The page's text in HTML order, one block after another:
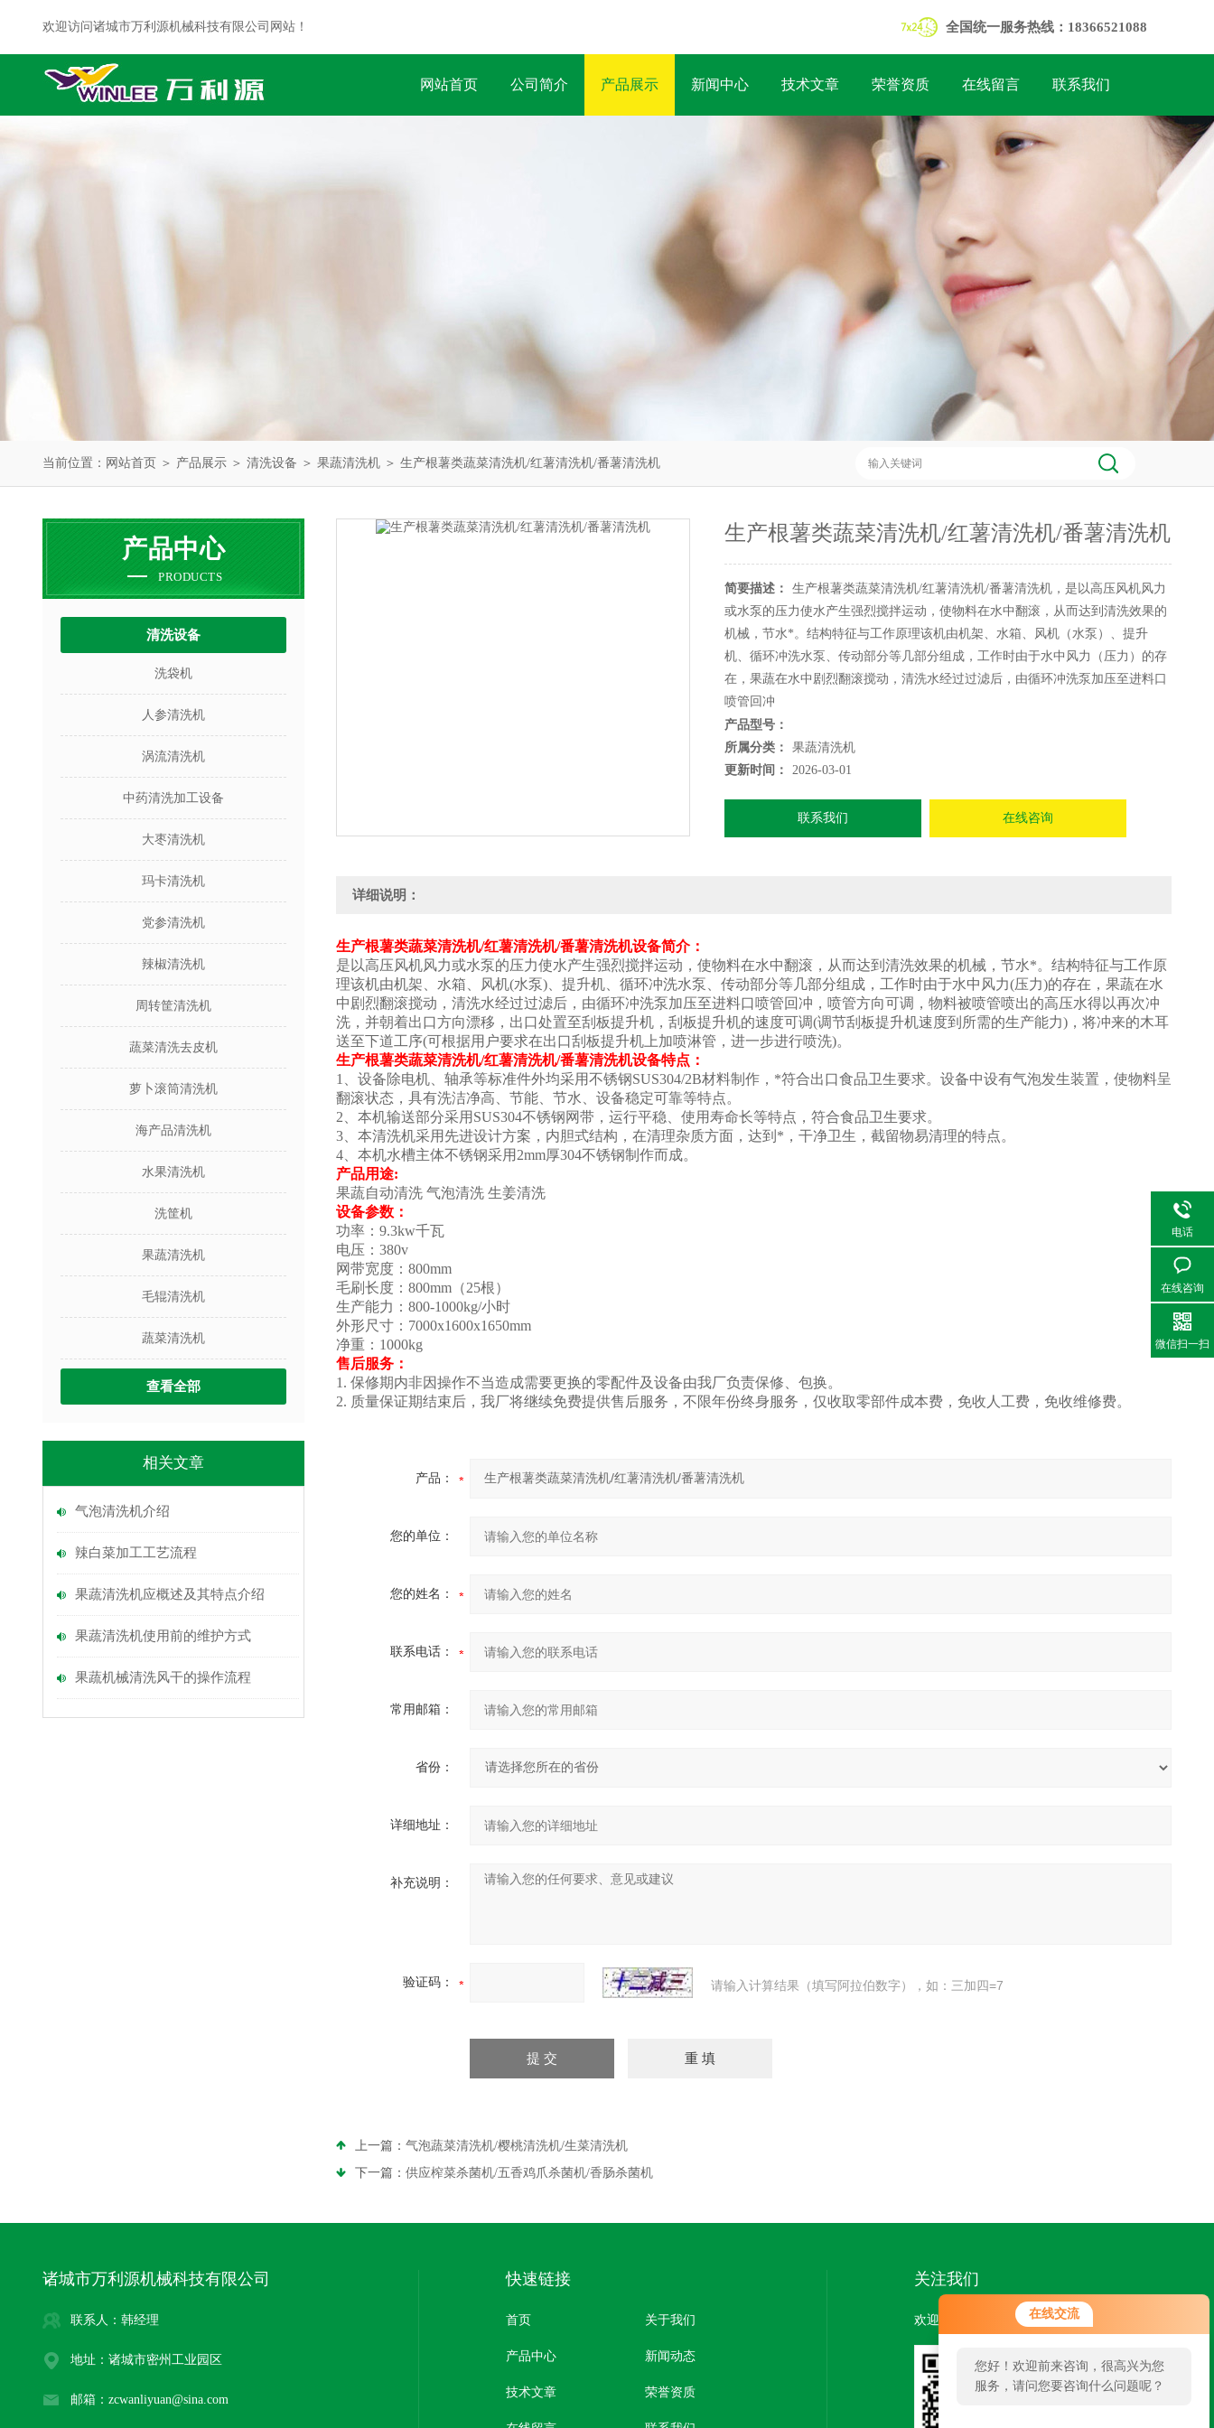
在线交流
您好！欢迎前来咨询，很高兴为您
服务，请问您要咨询什么问题呢？
欢迎访问诸城市万利源机械科技有限公司网站！ 全国统一服务热线：18366521088
网站首页 公司简介 产品展示 新闻中心 技术文章 荣誉资质 在线留言 联系我们
当前位置： 网站首页 ＞ 产品展示 ＞ 清洗设备 ＞ 果蔬清洗机 ＞ 生产根薯类蔬菜清洗机/红薯清洗机/番薯清洗机
产品中心
PRODUCTS
清洗设备
洗袋机
人参清洗机
涡流清洗机
中药清洗加工设备
大枣清洗机
玛卡清洗机
党参清洗机
辣椒清洗机
周转筐清洗机
蔬菜清洗去皮机
萝卜滚筒清洗机
海产品清洗机
水果清洗机
洗筐机
果蔬清洗机
毛辊清洗机
蔬菜清洗机
查看全部
相关文章
气泡清洗机介绍
辣白菜加工工艺流程
果蔬清洗机应概述及其特点介绍
果蔬清洗机使用前的维护方式
果蔬机械清洗风干的操作流程
生产根薯类蔬菜清洗机/红薯清洗机/番薯清洗机
简要描述：
生产根薯类蔬菜清洗机/红薯清洗机/番薯清洗机，是以高压风机风力
或水泵的压力使水产生强烈搅拌运动，使物料在水中翻滚，从而达到清洗效果的
机械，节水*。结构特征与工作原理该机由机架、水箱、风机（水泵）、提升
机、循环冲洗水泵、传动部分等几部分组成，工作时由于水中风力（压力）的存
在，果蔬在水中剧烈翻滚搅动，清洗水经过过滤后，由循环冲洗泵加压至进料口
喷管回冲
产品型号：
所属分类：
果蔬清洗机
更新时间：
2026-03-01
联系我们 在线咨询
详细说明：
生产根薯类蔬菜清洗机/红薯清洗机/番薯清洗机设备简介：
是以高压风机风力或水泵的压力使水产生强烈搅拌运动，使物料在水中翻滚，从而达到清洗效果的机械，节水*。结构特征与工作原
理该机由机架、水箱、风机(水泵)、提升机、循环冲洗水泵、传动部分等几部分组成，工作时由于水中风力(压力)的存在，果蔬在水
中剧烈翻滚搅动，清洗水经过过滤后，由循环冲洗泵加压至进料口喷管回冲，喷管方向可调，物料被喷管喷出的高压水得以再次冲
洗，并朝着出口方向漂移，出口处置至刮板提升机，刮板提升机的速度可调(调节刮板提升机速度到所需的生产能力)，将冲来的木耳
送至下道工序(可根据用户要求在出口刮板提升机上加喷淋管，进一步进行喷洗)。
生产根薯类蔬菜清洗机/红薯清洗机/番薯清洗机设备特点：
1、设备除电机、轴承等标准件外均采用不锈钢SUS304/2B材料制作，*符合出口食品卫生要求。设备中设有气泡发生装置，使物料呈
翻滚状态，具有洗洁净高、节能、节水、设备稳定可靠等特点。
2、本机输送部分采用SUS304不锈钢网带，运行平稳、使用寿命长等特点，符合食品卫生要求。
3、本清洗机采用先进设计方案，内胆式结构，在清理杂质方面，达到*，干净卫生，截留物易清理的特点。
4、本机水槽主体不锈钢采用2mm厚304不锈钢制作而成。
产品用途:
果蔬自动清洗 气泡清洗 生姜清洗
设备参数：
功率：9.3kw千瓦
电压：380v
网带宽度：800mm
毛刷长度：800mm（25根）
生产能力：800-1000kg/小时
外形尺寸：7000x1600x1650mm
净重：1000kg
售后服务：
1. 保修期内非因操作不当造成需要更换的零配件及设备由我厂负责保修、包换。
2. 质量保证期结束后，我厂将继续免费提供售后服务，不限年份终身服务，仅收取零部件成本费，免收人工费，免收维修费。
产品：
您的单位：
您的姓名：
联系电话：
常用邮箱：
省份：
详细地址：
补充说明：
验证码： 请输入计算结果（填写阿拉伯数字），如：三加四=7
上一篇： 气泡蔬菜清洗机/樱桃清洗机/生菜清洗机
下一篇： 供应榨菜杀菌机/五香鸡爪杀菌机/香肠杀菌机
诸城市万利源机械科技有限公司
联系人：韩经理
地址：诸城市密州工业园区
邮箱：zcwanliyuan@sina.com
快速链接
首页 关于我们
产品中心 新闻动态
技术文章 荣誉资质
关注我们
欢迎您关注我们的微信公众号了解更多信息：
电话
在线咨询
微信扫一扫